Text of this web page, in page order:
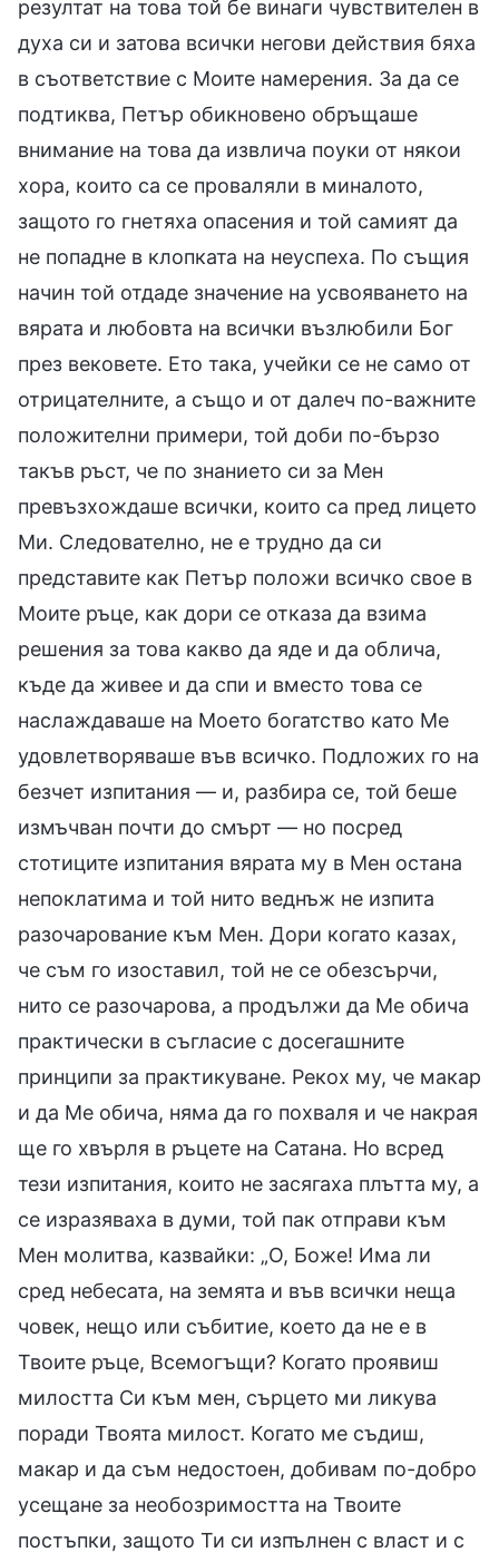
резултат на това той бе винаги чувствителен в
духа си и затова всички негови действия бяха
в съответствие с Моите намерения. За да се
подтиква, Петър обикновено обръщаше
внимание на това да извлича поуки от някои
хора, които са се проваляли в миналото,
защото го гнетяха опасения и той самият да
не попадне в клопката на неуспеха. По същия
начин той отдаде значение на усвояването на
вярата и любовта на всички възлюбили Бог
през вековете. Ето така, учейки се не само от
отрицателните, а също и от далеч по-важните
положителни примери, той доби по-бързо
такъв ръст, че по знанието си за Мен
превъзхождаше всички, които са пред лицето
Ми. Следователно, не е трудно да си
представите как Петър положи всичко свое в
Моите ръце, как дори се отказа да взима
решения за това какво да яде и да облича,
къде да живее и да спи и вместо това се
наслаждаваше на Моето богатство като Ме
удовлетворяваше във всичко. Подложих го на
безчет изпитания — и, разбира се, той беше
измъчван почти до смърт — но посред
стотиците изпитания вярата му в Мен остана
непоклатима и той нито веднъж не изпита
разочарование към Мен. Дори когато казах,
че съм го изоставил, той не се обезсърчи,
нито се разочарова, а продължи да Ме обича
практически в съгласие с досегашните
принципи за практикуване. Рекох му, че макар
и да Ме обича, няма да го похваля и че накрая
ще го хвърля в ръцете на Сатана. Но всред
тези изпитания, които не засягаха плътта му, а
се изразяваха в думи, той пак отправи към
Мен молитва, казвайки: „О, Боже! Има ли
сред небесата, на земята и във всички неща
човек, нещо или събитие, което да не е в
Твоите ръце, Всемогъщи? Когато проявиш
милостта Си към мен, сърцето ми ликува
поради Твоята милост. Когато ме съдиш,
макар и да съм недостоен, добивам по-добро
усещане за необозримостта на Твоите
постъпки, защото Ти си изпълнен с власт и с